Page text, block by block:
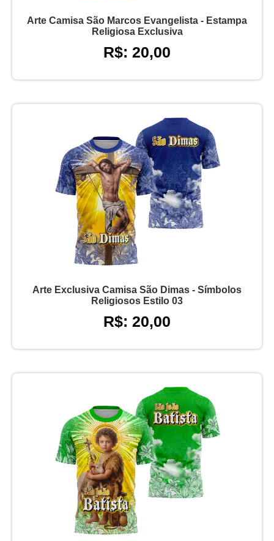
Arte Camisa São Marcos Evangelista - Estampa
Religiosa Exclusiva
R$: 20,00
Arte Exclusiva Camisa São Dimas - Símbolos
Religiosos Estilo 03
R$: 20,00